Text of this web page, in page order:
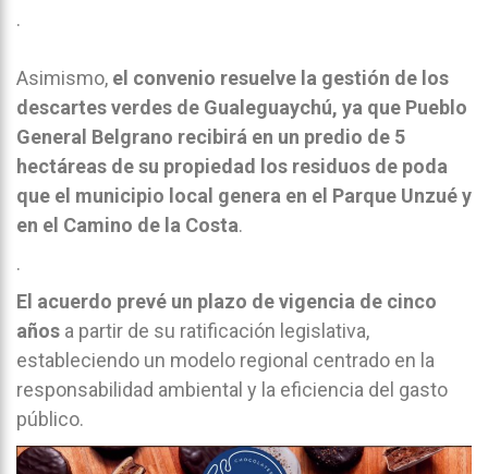
.
Asimismo, el convenio resuelve la gestión de los
descartes verdes de Gualeguaychú, ya que Pueblo
General Belgrano recibirá en un predio de 5
hectáreas de su propiedad los residuos de poda
que el municipio local genera en el Parque Unzué y
en el Camino de la Costa.
.
El acuerdo prevé un plazo de vigencia de cinco
años a partir de su ratificación legislativa,
estableciendo un modelo regional centrado en la
responsabilidad ambiental y la eficiencia del gasto
público.